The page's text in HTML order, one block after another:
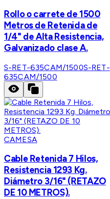
Rollo o carrete de 1500
Metros de Retenida de
1/4" de Alta Resistencia,
Galvanizado clase A.
S-RET-635CAM/1500S-RET-
635CAM/1500
CAMESA
Cable Retenida 7 Hilos,
Resistencia 1293 Kg.
Diámetro 3/16" (RETAZO
DE 10 METROS).